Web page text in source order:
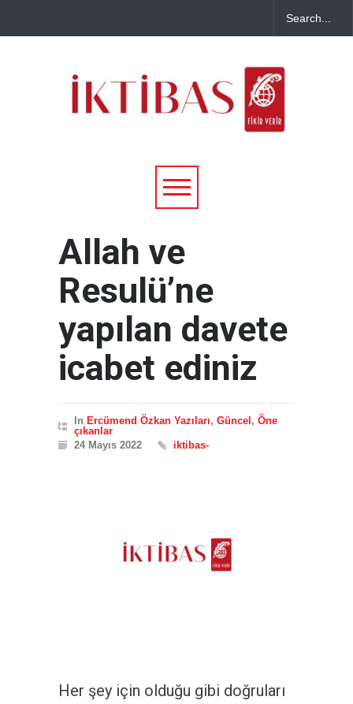
Allah ve
Resulü’ne
yapılan davete
icabet ediniz
In Ercümend Özkan Yazıları, Güncel, Öne
çıkanlar
24 Mayıs 2022
iktibas-
Her şey için olduğu gibi doğruları